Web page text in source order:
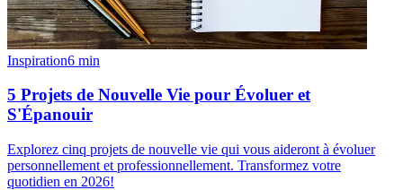
Inspiration6 min
5 Projets de Nouvelle Vie pour Évoluer et
S'Épanouir
Explorez cinq projets de nouvelle vie qui vous aideront à évoluer
personnellement et professionnellement. Transformez votre
quotidien en 2026!